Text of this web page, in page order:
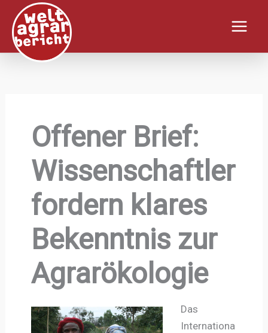
Inhalt
springen
Offener Brief:
Wissenschaftler
fordern klares
Bekenntnis zur
Agrarökologie
Das
Internationa